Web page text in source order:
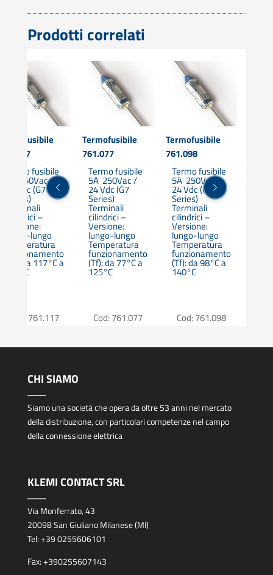
Prodotti correlati
Termo fusibile
5A 250Vac /
24 Vdc (G7
Series)
Terminali
cilindrici –
Versione:
lungo-lungo
Temperatura
funzionamento
(Tf): da 117°C a
150°C
Cod: 761.117
Termofusibile
761.077
Termo fusibile
5A 250Vac /
24 Vdc (G7
Series)
Terminali
cilindrici –
Versione:
lungo-lungo
Temperatura
funzionamento
(Tf): da 77°C a
125°C
Cod: 761.077
Termofusibile
761.098
Termo fusibile
5A 250Vac /
24 Vdc (G7
Series)
Terminali
cilindrici –
Versione:
lungo-lungo
Temperatura
funzionamento
(Tf): da 98°C a
140°C
Cod: 761.098
CHI SIAMO
Siamo una società che opera da oltre 53 anni nel mercato
della distribuzione, con particolari competenze nel campo
della connessione elettrica
KLEMI CONTACT SRL
Via Monferrato, 43
20098 San Giuliano Milanese (MI)
Tel:+39 0255606101
Fax:+390255607143